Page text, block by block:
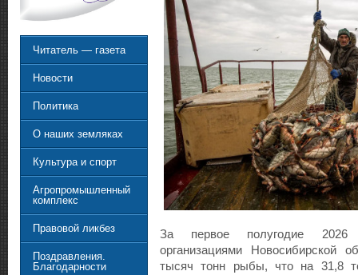
За первое полугодие 2026
организациями Новосибирской
тысяч тонн рыбы, что на 31,8
Читатель — газета
Новости
Политика
О наших земляках
Культура и спорт
Агропромышленный
комплекс
Правовой ликбез
Поздравления.
Благодарности